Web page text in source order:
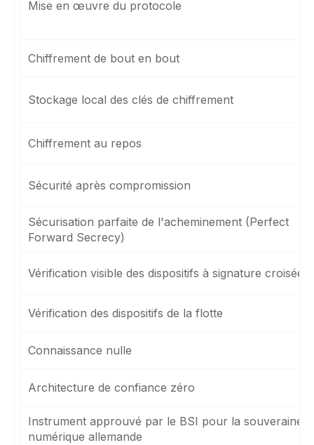
Mise en œuvre du protocole
Chiffrement de bout en bout
Stockage local des clés de chiffrement
Chiffrement au repos
Sécurité après compromission
Sécurisation parfaite de l'acheminement (Perfect
Forward Secrecy)
Vérification visible des dispositifs à signature croisée
Vérification des dispositifs de la flotte
Connaissance nulle
Architecture de confiance zéro
Instrument approuvé par le BSI pour la souveraineté
numérique allemande